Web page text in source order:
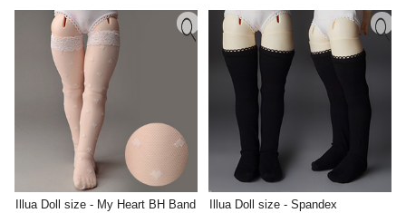
Illua Doll size - My Heart BH Band
Illua Doll size - Spandex